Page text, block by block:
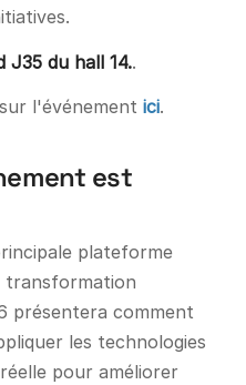
J35 du hall 14..
l'événement ici.
est
plateforme
transformation
présentera comment
les technologies
pour améliorer